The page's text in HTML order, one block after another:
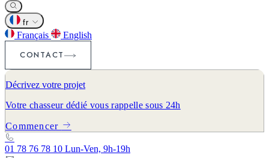
fr
Français
English
CONTACT
Décrivez votre projet
Votre chasseur dédié vous rappelle sous 24h
Commencer
01 78 76 78 10 Lun-Ven, 9h-19h